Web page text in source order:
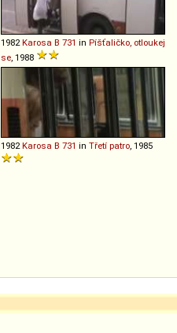
1982Karosa B 731 in Píšťaličko, otloukej
se, 1988
1982Karosa B 731 in Třetí patro, 1985